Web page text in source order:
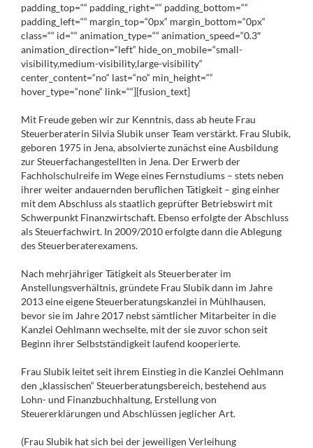
padding_top=““ padding_right=““ padding_bottom=““
padding_left=““ margin_top=“0px“ margin_bottom=“0px“
class=““ id=““ animation_type=““ animation_speed=“0.3″
animation_direction=“left“ hide_on_mobile=“small-
visibility,medium-visibility,large-visibility“
center_content=“no“ last=“no“ min_height=““
hover_type=“none“ link=““][fusion_text]
Mit Freude geben wir zur Kenntnis, dass ab heute Frau
Steuerberaterin Silvia Slubik unser Team verstärkt. Frau Slubik,
geboren 1975 in Jena, absolvierte zunächst eine Ausbildung
zur Steuerfachangestellten in Jena. Der Erwerb der
Fachholschulreife im Wege eines Fernstudiums – stets neben
ihrer weiter andauernden beruflichen Tätigkeit – ging einher
mit dem Abschluss als staatlich geprüfter Betriebswirt mit
Schwerpunkt Finanzwirtschaft. Ebenso erfolgte der Abschluss
als Steuerfachwirt. In 2009/2010 erfolgte dann die Ablegung
des Steuerberaterexamens.
Nach mehrjähriger Tätigkeit als Steuerberater im
Anstellungsverhältnis, gründete Frau Slubik dann im Jahre
2013 eine eigene Steuerberatungskanzlei in Mühlhausen,
bevor sie im Jahre 2017 nebst sämtlicher Mitarbeiter in die
Kanzlei Oehlmann wechselte, mit der sie zuvor schon seit
Beginn ihrer Selbstständigkeit laufend kooperierte.
Frau Slubik leitet seit ihrem Einstieg in die Kanzlei Oehlmann
den „klassischen“ Steuerberatungsbereich, bestehend aus
Lohn- und Finanzbuchhaltung, Erstellung von
Steuererklärungen und Abschlüssen jeglicher Art.
(Frau Slubik hat sich bei der jeweiligen Verleihung